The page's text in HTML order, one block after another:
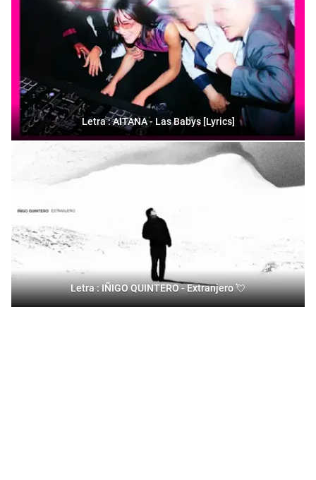
Letra : AITANA - Las Babys [Lyrics]
Letra : IÑIGO QUINTERO - Extranjero 💘